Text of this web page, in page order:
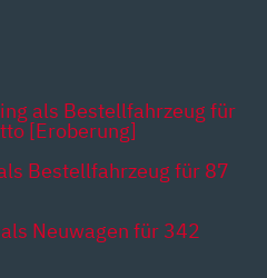
als Bestellfahrzeug für
[Eroberung]
Bestellfahrzeug für 87
Neuwagen für 342